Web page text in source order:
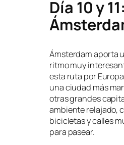
Día 10 y 11:
Ámsterdam aporta
ritmo muy
esta ruta por
una ciudad más
otras grandes
ambiente relajado,
bicicletas y calles
para pasear.